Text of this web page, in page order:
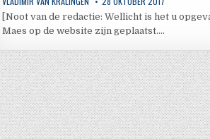
[Noot van de redactie: Wellicht is het u
Maes op de website zijn geplaatst….